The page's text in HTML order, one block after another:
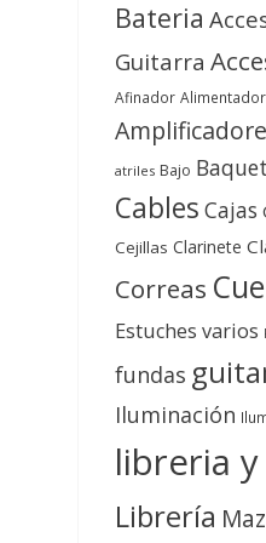
Bateria
Guitarra
Afinador
atriles Bajo
Cables Cajas
Cejillas Clarinete
Correas
Estuches varios
fundas
Iluminación
libreria
Librería